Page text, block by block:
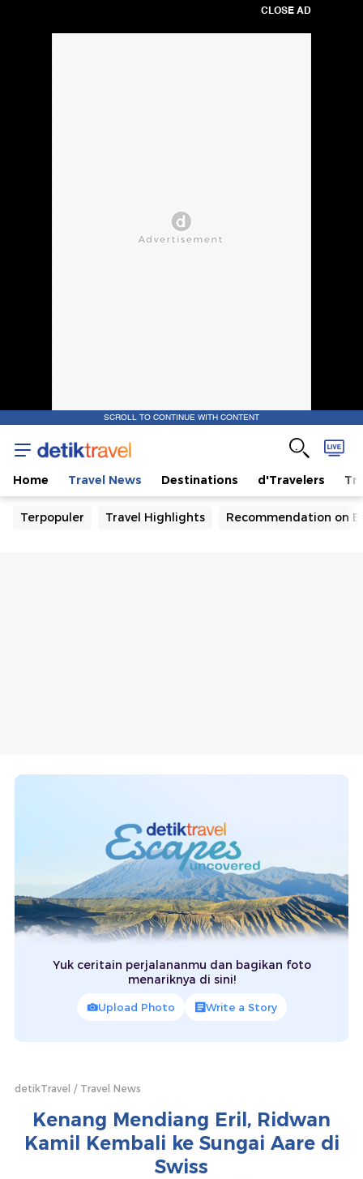
CLOSE AD
SCROLL TO CONTINUE WITH CONTENT
Home Travel News Destinations d'Travelers
Terpopuler Travel Highlights Recommendation on
Yuk ceritain perjalananmu dan bagikan foto
menariknya di sini!
Upload Photo Write a Story
detikTravel Travel News
Kenang Mendiang Eril, Ridwan
Kamil Kembali ke Sungai Aare di
Swiss